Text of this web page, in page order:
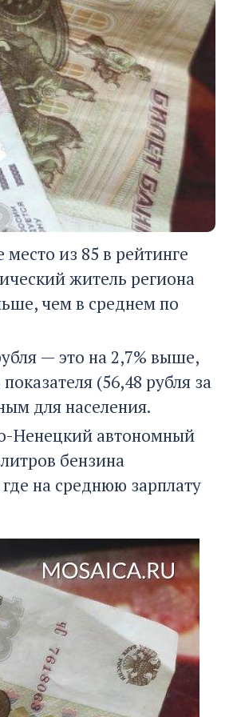
из 85 в рейтинге
житель региона
чем в среднем по
— это на 2,7% выше,
(56,48 рубля за
для населения.
Ненецкий автономный
бензина
на среднюю зарплату